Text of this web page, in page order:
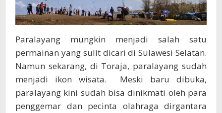
Paralayang mungkin menjadi salah satu
permainan yang sulit dicari di Sulawesi Selatan.
Namun sekarang, di Toraja, paralayang sudah
menjadi ikon wisata. Meski baru dibuka,
paralayang kini sudah bisa dinikmati oleh para
penggemar dan pecinta olahraga dirgantara